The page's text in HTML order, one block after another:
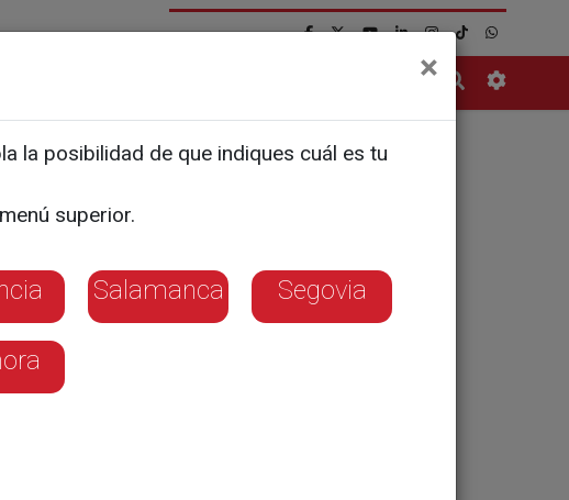
en El
×
la posibilidad de que indiques cuál es tu
superior.
Salamanca Segovia